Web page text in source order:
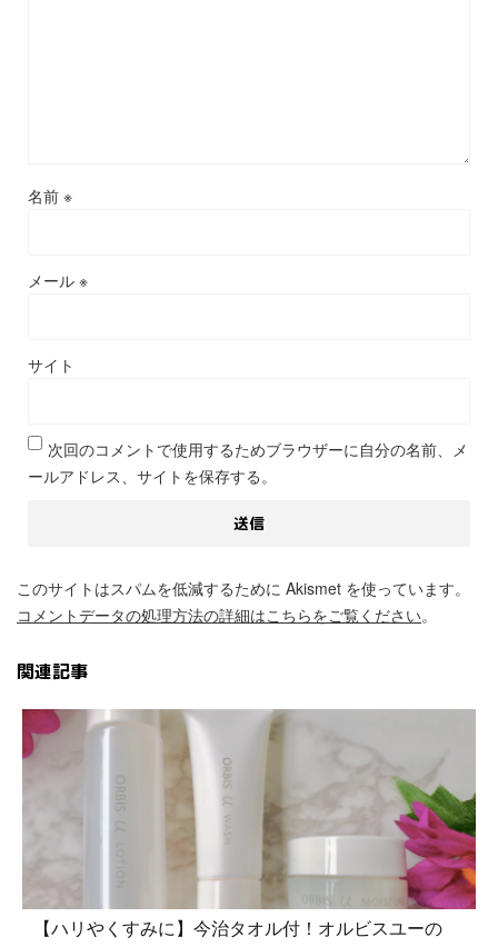
名前 ※
メール ※
サイト
次回のコメントで使用するためブラウザーに自分の名前、メ
ールアドレス、サイトを保存する。
このサイトはスパムを低減するために Akismet を使っています。
コメントデータの処理方法の詳細はこちらをご覧ください。
関連記事
【ハリやくすみに】今治タオル付！オルビスユーの